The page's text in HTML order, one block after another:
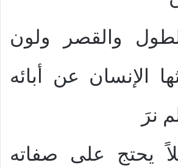
والقصر ولون
الإنسان عن أبائه
نرَ
يحتج على صفاته